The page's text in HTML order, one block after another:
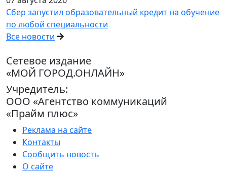
Сбер запустил образовательный кредит на обучение
по любой специальности
Все новости
Сетевое издание
«МОЙ ГОРОД.ОНЛАЙН»
Учредитель:
ООО «Агентство коммуникаций
«Прайм плюс»
Реклама на сайте
Контакты
Сообщить новость
О сайте